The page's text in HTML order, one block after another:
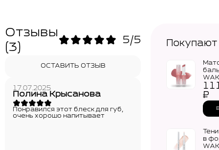
Отзывы
(3)
5/5
ОСТАВИТЬ ОТЗЫВ
17.07.2025
Полина Крысанова
Понравился этот блеск для губ,
очень хорошо напитывает
₽
в